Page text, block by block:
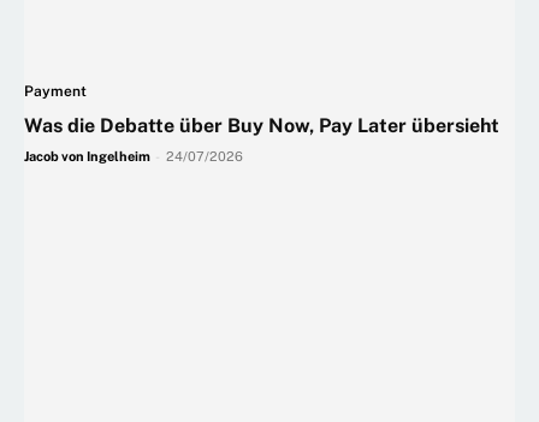
Payment
Was die Debatte über Buy Now, Pay Later übersieht
Jacob von Ingelheim 24/07/2026